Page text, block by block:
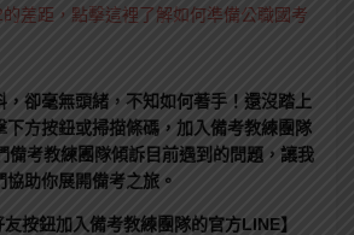
差距，點擊這裡了解如何準備公職國考
，卻毫無頭緒，不知如何著手！還沒踏上
下方按鈕或掃描條碼，加入備考教練團隊
備考教練團隊傾訴目前遇到的問題，讓我
協助你展開備考之旅。
友按鈕加入備考教練團隊的官方LINE】